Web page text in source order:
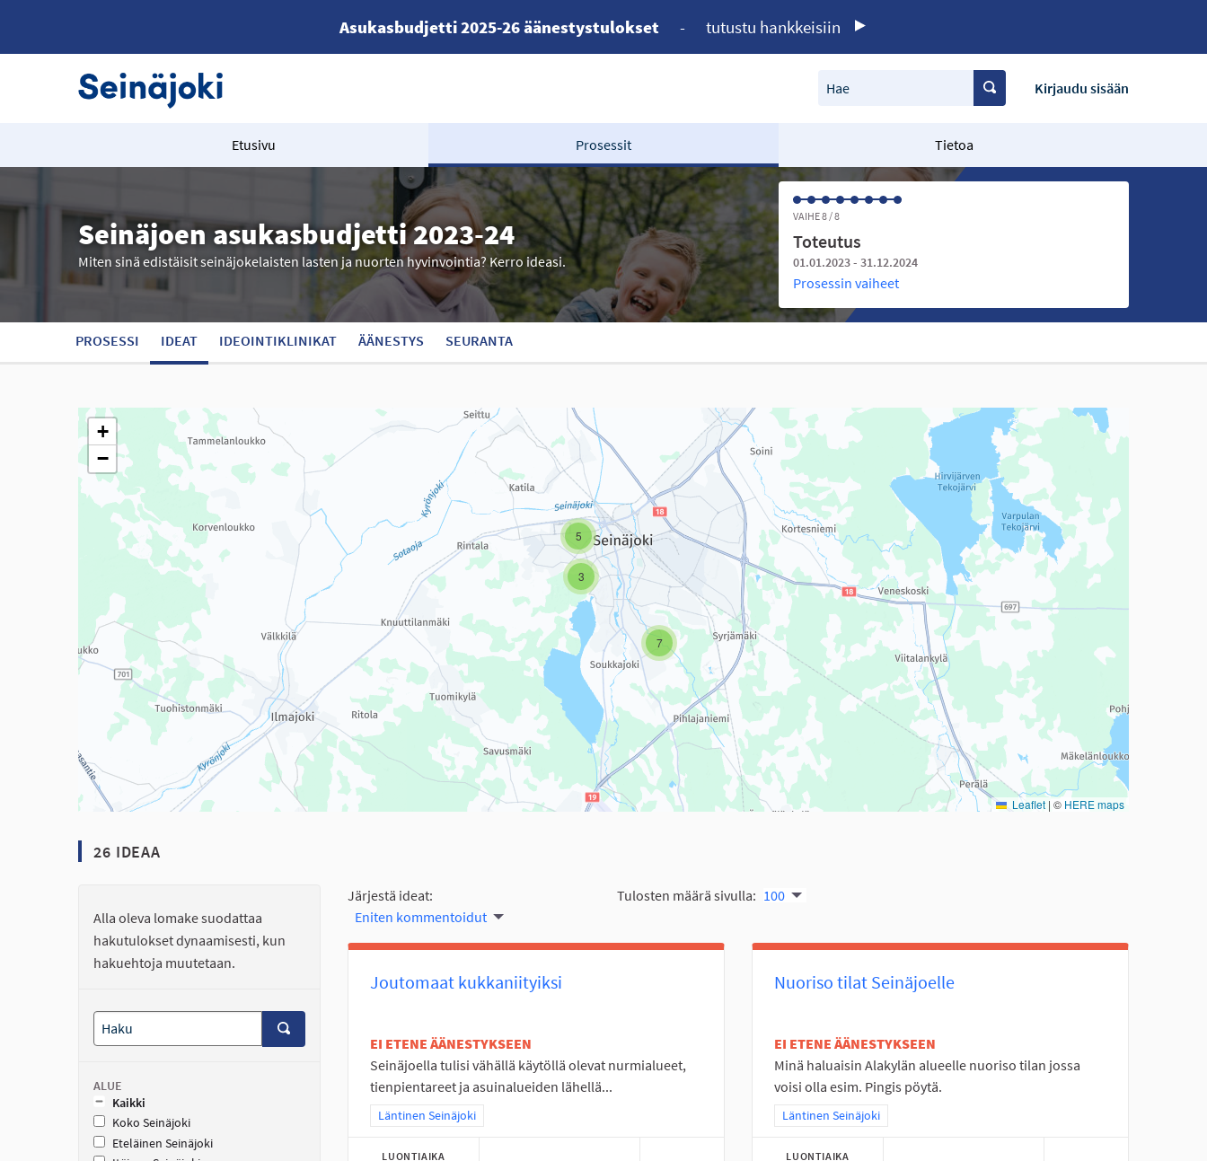
Asukasbudjetti 2025-26 äänestystulokset - tutustu hankkeisiin
Hae Kirjaudu sisään
Etusivu Prosessit Tietoa
Seinäjoen asukasbudjetti 2023-24
Miten sinä edistäisit seinäjokelaisten lasten ja nuorten hyvinvointia? Kerro ideasi.
VAIHE 8 / 8
Toteutus
01.01.2023 - 31.12.2024
Prosessin vaiheet
PROSESSI IDEAT IDEOINTIKLINIKAT ÄÄNESTYS SEURANTA
Seuraavassa elementissä on kartta, joka esittää tämän sivun tietueet karttapisteinä. Elementtiä voi käyttää ruudunlukijalla, mutta se voi olla vaikeaselkoinen.
5
3
7
+
−
Leaflet | © HERE maps
26 IDEAA
Alla oleva lomake suodattaa
hakutulokset dynaamisesti, kun
hakuehtoja muutetaan.
ALUE
Kaikki
Koko Seinäjoki
Eteläinen Seinäjoki
Järjestä ideat:
Eniten kommentoidut
Tulosten määrä sivulla: 100
Joutomaat kukkaniityiksi
EI ETENE ÄÄNESTYKSEEN
Seinäjoella tulisi vähällä käytöllä olevat nurmialueet,
tienpientareet ja asuinalueiden lähellä...
Rajaa tulokset teeman mukaan: Läntinen Seinäjoki
Läntinen Seinäjoki
LUONTIAIKA
Nuoriso tilat Seinäjoelle
EI ETENE ÄÄNESTYKSEEN
Minä haluaisin Alakylän alueelle nuoriso tilan jossa
voisi olla esim. Pingis pöytä.
Rajaa tulokset teeman mukaan: Läntinen Seinäjoki
Läntinen Seinäjoki
LUONTIAIKA